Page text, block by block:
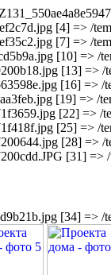
[4] => /
[7] => /
[10] => /
[13] =>
[16] =>
[19] => /
[22] =>
[25] => /
[28] =>
[31]
[34] =>